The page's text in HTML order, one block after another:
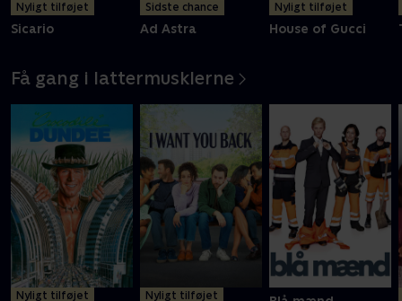
Nyligt tilføjet
Sicario
Sidste chance
Ad Astra
Nyligt tilføjet
House of Gucci
Få gang i lattermusklerne
Nyligt tilføjet Nyligt tilføjet